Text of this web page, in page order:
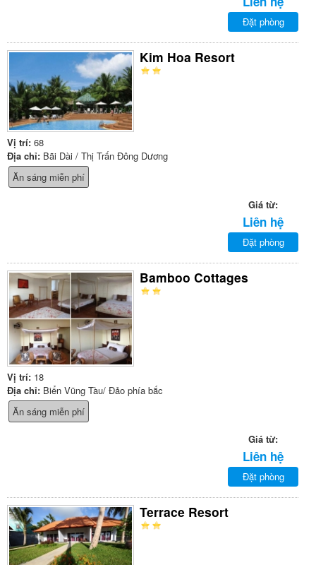
Đặt phòng
Kim Hoa Resort
Vị trí: 68
Địa chỉ: Bãi Dài / Thị Trấn Đông Dương
Ăn sáng miễn phí
Giá từ:
Liên hệ
Đặt phòng
Bamboo Cottages
Vị trí: 18
Địa chỉ: Biển Vũng Tàu/ Đảo phía bắc
Ăn sáng miễn phí
Giá từ:
Liên hệ
Đặt phòng
Terrace Resort